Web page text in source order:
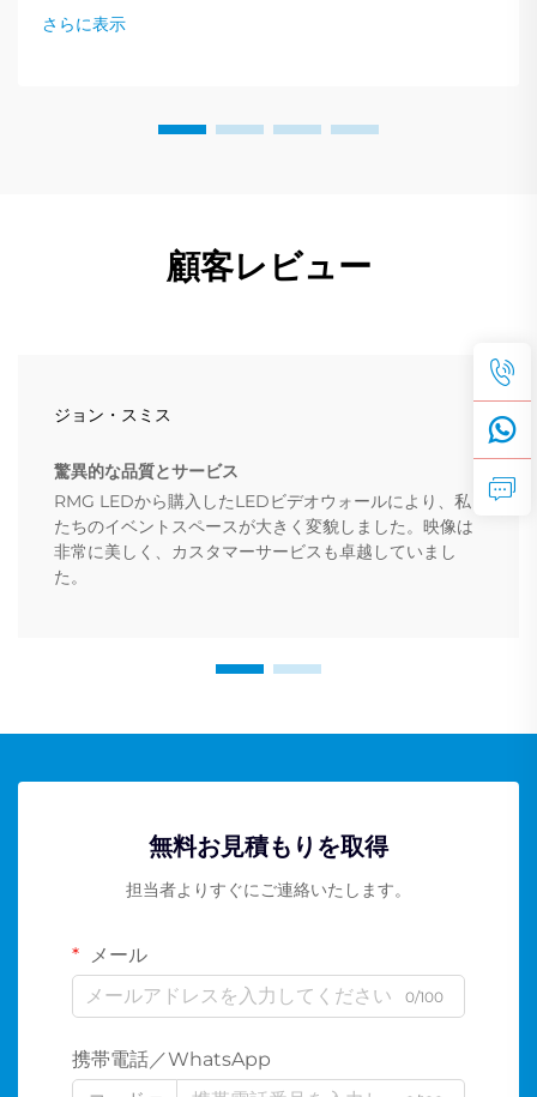
不可欠なものとなっています。ディスプレイ画面の色設定の
調整...
さらに表示
顧客レビュー
ジョン・スミス
驚異的な品質とサービス
RMG LEDから購入したLEDビデオウォールにより、私
たちのイベントスペースが大きく変貌しました。映像は
非常に美しく、カスタマーサービスも卓越していまし
た。
無料お見積もりを取得
担当者よりすぐにご連絡いたします。
メール
0/100
携帯電話／WhatsApp